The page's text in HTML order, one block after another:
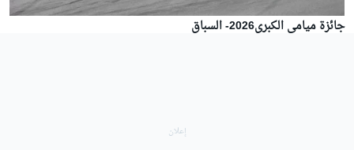
جائزة ميامي الكبرى2026- السباق